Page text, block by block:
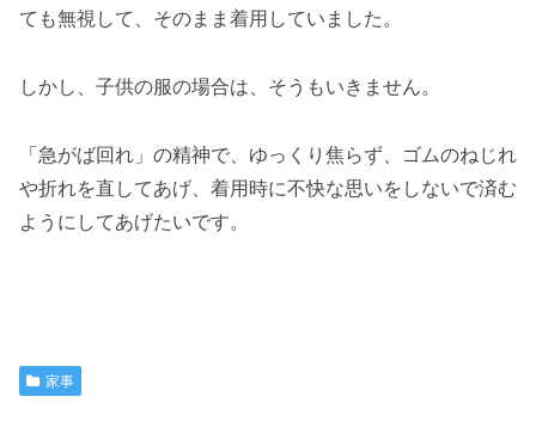
ても無視して、そのまま着用していました。
しかし、子供の服の場合は、そうもいきません。
「急がば回れ」の精神で、ゆっくり焦らず、ゴムのねじれ
や折れを直してあげ、着用時に不快な思いをしないで済む
ようにしてあげたいです。
家事